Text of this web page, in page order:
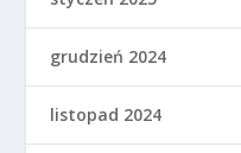
grudzień 2024
listopad 2024